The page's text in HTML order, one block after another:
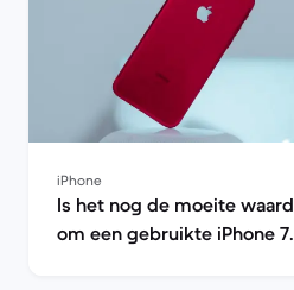
iPhone
Is het nog de moeite waard
om een gebruikte iPhone 7